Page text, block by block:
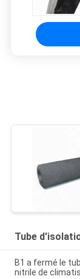
Tube
B1 a fermé le
nitrile de